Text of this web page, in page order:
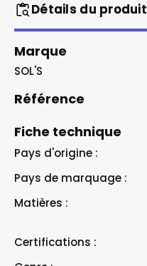
Détails du produit
Marque
SOL'S
Référence
Fiche technique
Pays d'origine :
Pays de marquage :
Matières :
Certifications :